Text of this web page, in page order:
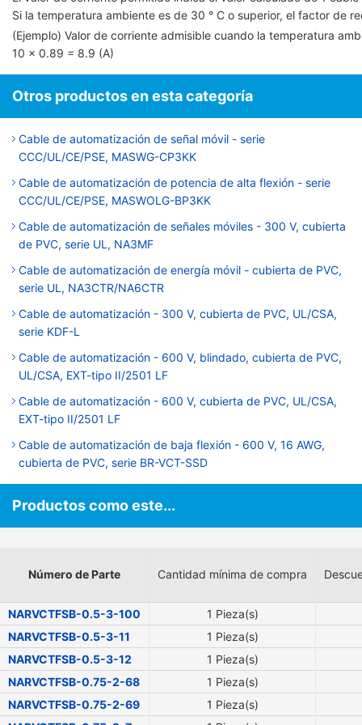
Si la temperatura ambiente es de 30 ° C o superior, el factor de
(Ejemplo) Valor de corriente admisible cuando la temperatura
10 × 0.89 = 8.9 (A)
Otros productos en esta categoría
Cable de automatización de señal móvil - serie
CCC/UL/CE/PSE, MASWG-CP3KK
Cable de automatización de potencia de alta flexión - serie
CCC/UL/CE/PSE, MASWOLG-BP3KK
Cable de automatización de señales móviles - 300 V, cubierta
de PVC, serie UL, NA3MF
Cable de automatización de energía móvil - cubierta de PVC,
serie UL, NA3CTR/NA6CTR
Cable de automatización - 300 V, cubierta de PVC, UL/CSA,
serie KDF-L
Cable de automatización - 600 V, blindado, cubierta de PVC,
UL/CSA, EXT-tipo II/2501 LF
Cable de automatización - 600 V, cubierta de PVC, UL/CSA,
EXT-tipo II/2501 LF
Cable de automatización de baja flexión - 600 V, 16 AWG,
cubierta de PVC, serie BR-VCT-SSD
Productos como este...
Número de Parte Cantidad mínima de compra
NARVCTFSB-0.5-3-100
1 Pieza(s)
NARVCTFSB-0.5-3-11
1 Pieza(s)
NARVCTFSB-0.5-3-12
1 Pieza(s)
NARVCTFSB-0.75-2-68
1 Pieza(s)
NARVCTFSB-0.75-2-69
1 Pieza(s)